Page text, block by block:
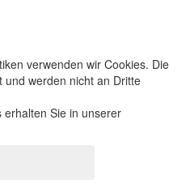
verwenden wir Cookies. Die
werden nicht an Dritte
Sie in unserer